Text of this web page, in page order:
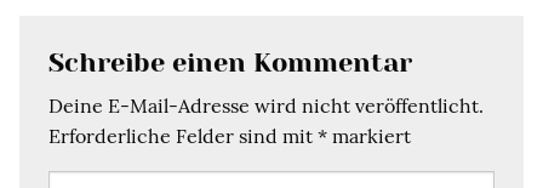
Schreibe einen Kommentar
Deine E-Mail-Adresse wird nicht veröffentlicht.
Erforderliche Felder sind mit * markiert